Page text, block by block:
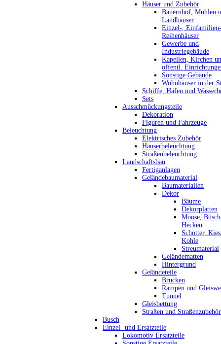
Häuser und Zubehör
Bauernhof, Mühlen
Landhäuser
Einzel-,
Reihenhäuser
Gewerbe und
Industriegebäude
Kapellen, Kirchen
öffentl.
Sonstige Gebäude
Wohnhäuser in der
Schiffe, Häfen und
Sets
Ausschmückungsteile
Dekoration
Figuren und Fahrzeuge
Beleuchtung
Elektrisches Zubehör
Häuserbeleuchtung
Straßenbeleuchtung
Landschaftsbau
Fertiganlagen
Geländebaumaterial
Baumaterialien
Dekor
Bäume
Dekorplatten
Moose,
Hecken
Schotter,
Kohle
Streumaterial
Geländematten
Hintergrund
Geländeteile
Brücken
Rampen und
Tunnel
Gleisbettung
Straßen und Straßenzubehör
Busch
Einzel- und Ersatzteile
Lokomotiv Ersatzteile